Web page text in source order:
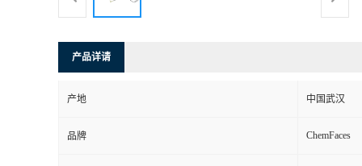
产品详请
产地 中国武汉
品牌 ChemFaces